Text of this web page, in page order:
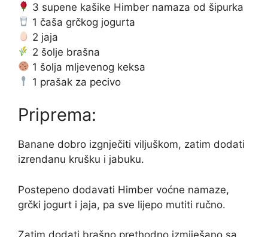
3 supene kašike Himber namaza od šipurka
1 čaša grčkog jogurta
2 jaja
2 šolje brašna
1 šolja mljevenog keksa
1 prašak za pecivo
Priprema:
Banane dobro izgnječiti viljuškom, zatim dodati
izrendanu krušku i jabuku.
Postepeno dodavati Himber voćne namaze,
grčki jogurt i jaja, pa sve lijepo mutiti ručno.